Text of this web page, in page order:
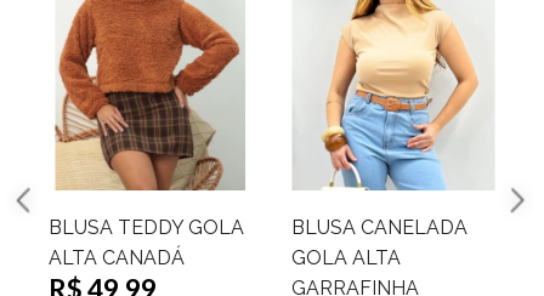
PONCHO MODAL
ASSIMETRICO GOLA
ALTA NAOMI
PONCHO GOLA ALTA
MANGA LONGA
PENELOPE